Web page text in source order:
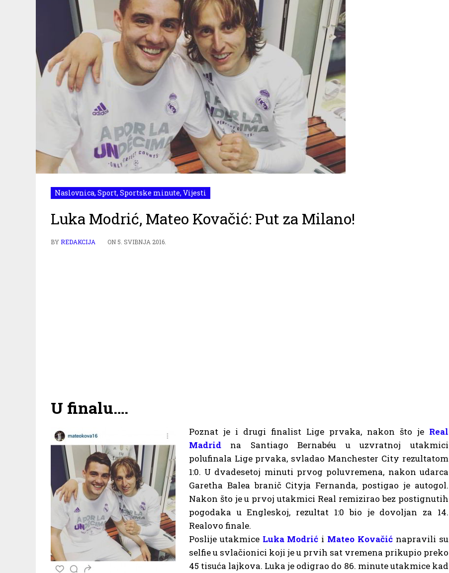
Naslovnica, Sport, Sportske minute, Vijesti
Luka Modrić, Mateo Kovačić: Put za Milano!
BYREDAKCIJA ON 5. SVIBNJA 2016.
U finalu….
Poznat je i drugi finalist Lige prvaka, nakon što je Real
Madridna Santiago Bernabéu u uzvratnoj utakmici
polufinala Lige prvaka, svladao Manchester City rezultatom
1:0. U dvadesetoj minuti prvog poluvremena, nakon udarca
Garetha Balea branič Cityja Fernanda, postigao je autogol.
Nakon što je u prvoj utakmici Real remizirao bez postignutih
pogodaka u Engleskoj, rezultat 1:0 bio je dovoljan za 14.
Realovo finale.
Poslije utakmice Luka Modrić i Mateo Kovačić napravili su
selfie u svlačionici koji je u prvih sat vremena prikupio preko
45 tisuća lajkova. Luka je odigrao do 86. minute utakmice kad